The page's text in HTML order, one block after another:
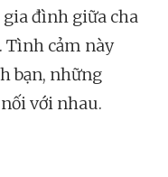
đình giữa cha
Tình cảm này
bạn, những
với nhau.